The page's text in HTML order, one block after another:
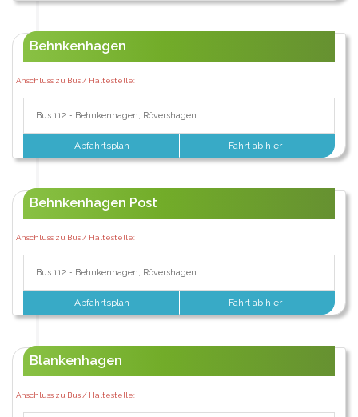
Behnkenhagen
Anschluss zu Bus / Haltestelle:
Bus 112 - Behnkenhagen, Rövershagen
Abfahrtsplan Fahrt ab hier
Behnkenhagen Post
Anschluss zu Bus / Haltestelle:
Bus 112 - Behnkenhagen, Rövershagen
Abfahrtsplan Fahrt ab hier
Blankenhagen
Anschluss zu Bus / Haltestelle: